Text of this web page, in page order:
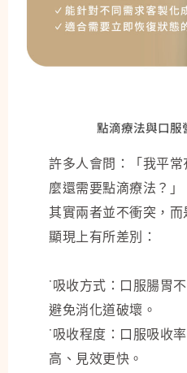
點滴療法與口服
許多人會問：「我平
麼還需要點滴療法？」
其實兩者並不衝突，
顯現上有所差別：
˙吸收方式：口服腸胃
避免消化道破壞。
˙吸收程度：口服吸收
高、見效更快。